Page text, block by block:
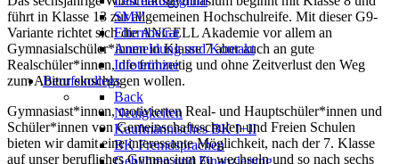
SMV
Elternbeirat
Anmeldung und Kontakt
Infotermine
Berufskollegs
Back
Neuigkeiten
Kaufmännisches BK I+II
BK Fremdsprachen
Gebühren und Finanzierung
führt in Klasse 13 zur allgemeinen Hochschulreife. Mit dieser G9-
Variante richtet sich die ANGELL Akademie vor allem an
Gymnasialschüler*innen in Klasse 7 aber auch an gute
Realschüler*innen, die frühzeitig und ohne Zeitverlust den Weg
zum Abitur einschlagen wollen.
Gymnasiast*innen, motivierten Real- und Hauptschüler*innen und
Schüler*innen von Gemeinschaftsschulen und Freien Schulen
bieten wir damit eine interessante Möglichkeit, nach der 7. Klasse
auf unser berufliches Gymnasium zu wechseln und so nach sechs